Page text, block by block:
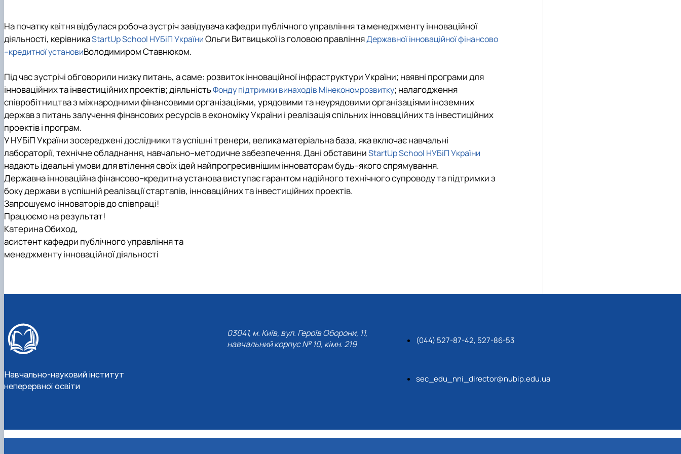
На початку квітня відбулася робоча зустріч завідувача кафедри публічного управління та менеджменту інноваційної
діяльності, керівникаStartUp School НУБіП УкраїниОльги Витвицької із головою правлінняДержавної інноваційної фінансово
–кредитної установиВолодимиром Ставнюком.
Під час зустрічі обговорили низку питань, а саме: розвиток інноваційної інфраструктури України; наявні програми для
інноваційних та інвестиційних проектів; діяльністьФонду підтримки винаходів Мінекономрозвитку; налагодження
співробітництва з міжнародними фінансовими організаціями, урядовими та неурядовими організаціями іноземних
держав з питань залучення фінансових ресурсів в економіку України і реалізація спільних інноваційних та інвестиційних
проектів і програм.
У НУБіП України зосереджені дослідники та успішні тренери, велика матеріальна база, яка включає навчальні
лабораторії, технічне обладнання, навчально–методичне забезпечення. Дані обставиниStartUp School НУБіП України
надають ідеальні умови для втілення своїх ідей найпрогресивнішим інноваторам будь–якого спрямування.
Державна інноваційна фінансово–кредитна установа виступає гарантом надійного технічного супроводу та підтримки з
боку держави в успішній реалізації стартапів, інноваційних та інвестиційних проектів.
Запрошуємо інноваторів до співпраці!
Працюємо на результат!
Катерина Обиход,
асистент кафедри публічного управління та
менеджменту інноваційної діяльності
Навчально-науковий інститут
неперервної освіти
03041, м. Київ, вул. Героїв Оборони, 11,
навчальний корпус № 10, кімн. 219
(044) 527-87-42, 527-86-53
sec_edu_nni_director@nubip.edu.ua